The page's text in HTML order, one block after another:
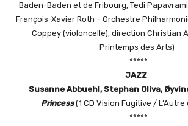
Baden-Baden et de Fribourg, Tedi
François-Xavier Roth – Orchestre
Coppey (violoncelle), direction Christian
Printemps des Arts)
*****
JAZZ
Susanne Abbuehl, Stephan Oliva,
Princess(1 CD Vision Fugitive /
*****